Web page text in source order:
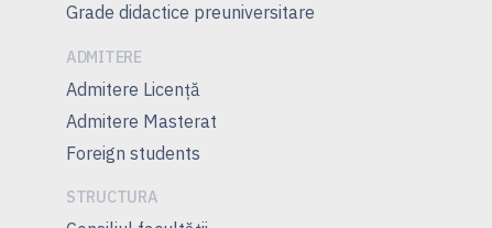
Grade didactice preuniversitare
ADMITERE
Admitere Licenţă
Admitere Masterat
Foreign students
STRUCTURA